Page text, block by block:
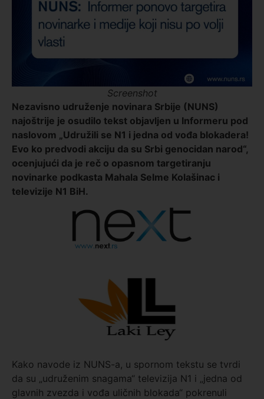
Screenshot
Nezavisno udruženje novinara Srbije (NUNS)
najoštrije je osudilo tekst objavljen u Informeru pod
naslovom „Udružili se N1 i jedna od vođa blokadera!
Evo ko predvodi akciju da su Srbi genocidan narod“,
ocenjujući da je reč o opasnom targetiranju
novinarke podkasta Mahala Selme Kolašinac i
televizije N1 BiH.
Kako navode iz NUNS-a, u spornom tekstu se tvrdi
da su „udruženim snagama“ televizija N1 i „jedna od
glavnih zvezda i vođa uličnih blokada“ pokrenuli